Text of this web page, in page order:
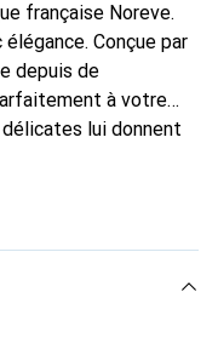
française Noreve.
Conçue par
depuis de
à votre
lui donnent
Reconnaître
une clientèle